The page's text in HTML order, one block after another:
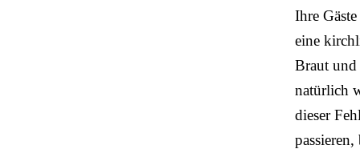
Ihre
eine
Braut und
natürlich
dieser